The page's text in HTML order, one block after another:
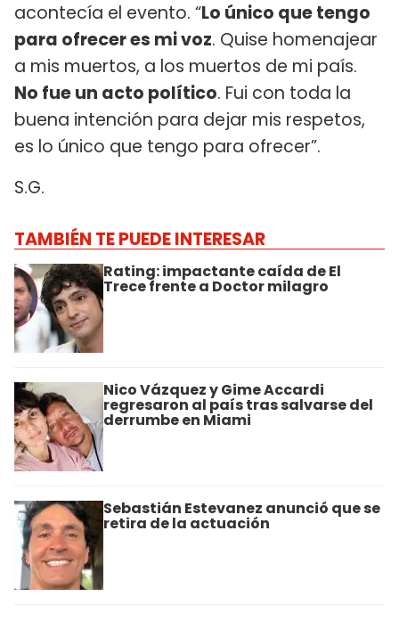
acontecía el evento. “Lo único que tengo
para ofrecer es mi voz. Quise homenajear
a mis muertos, a los muertos de mi país.
No fue un acto político. Fui con toda la
buena intención para dejar mis respetos,
es lo único que tengo para ofrecer”.
S.G.
TAMBIÉN TE PUEDE INTERESAR
Rating: impactante caída de El
Trece frente a Doctor milagro
Nico Vázquez y Gime Accardi
regresaron al país tras salvarse del
derrumbe en Miami
Sebastián Estevanez anunció que se
retira de la actuación